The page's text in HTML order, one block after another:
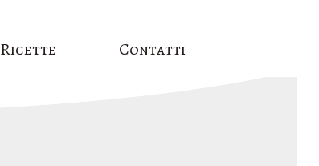
Ricette Contatti